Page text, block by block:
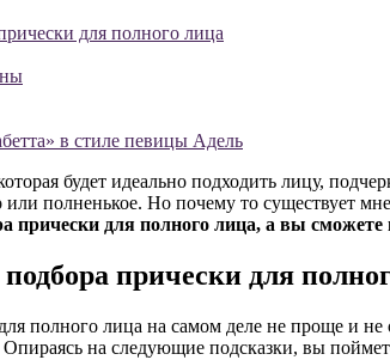
для полного лица
в стиле певицы Адель
будет идеально подходить лицу,
или полненькое. Но почему то существует
прически для полного лица, а вы
прически для
полного лица на самом деле не проще и не
на следующие подсказки, вы